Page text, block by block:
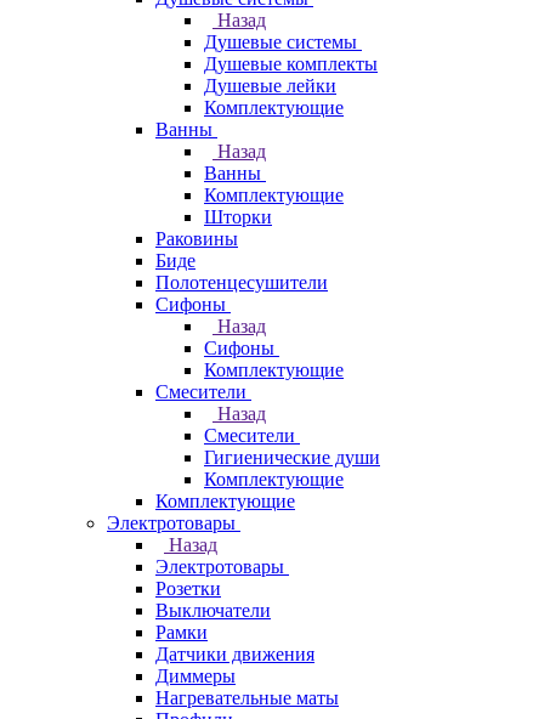
Назад
Душевые системы
Душевые комплекты
Душевые лейки
Комплектующие
Ванны
Назад
Ванны
Комплектующие
Шторки
Раковины
Биде
Полотенцесушители
Сифоны
Назад
Сифоны
Комплектующие
Смесители
Назад
Смесители
Гигиенические души
Комплектующие
Комплектующие
Электротовары
Назад
Электротовары
Розетки
Выключатели
Рамки
Датчики движения
Диммеры
Нагревательные маты